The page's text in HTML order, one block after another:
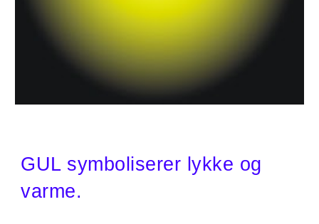
GUL symboliserer lykke og
varme.